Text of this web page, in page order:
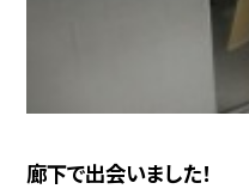
廊下で出会いました！